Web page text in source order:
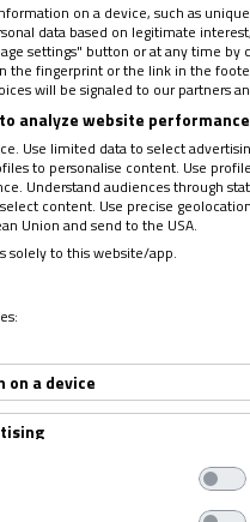
¿Por
King?
29/11/
El
reunido
on a device, such as
data based on legitimate
settings" button or at any time
the fingerprint or the link in the
will be signaled to our partners
analyze website
Use limited data to select
to personalise content. Use
Understand audiences through
content. Use precise
Union and send to the USA.
solely to this website/app.
a device